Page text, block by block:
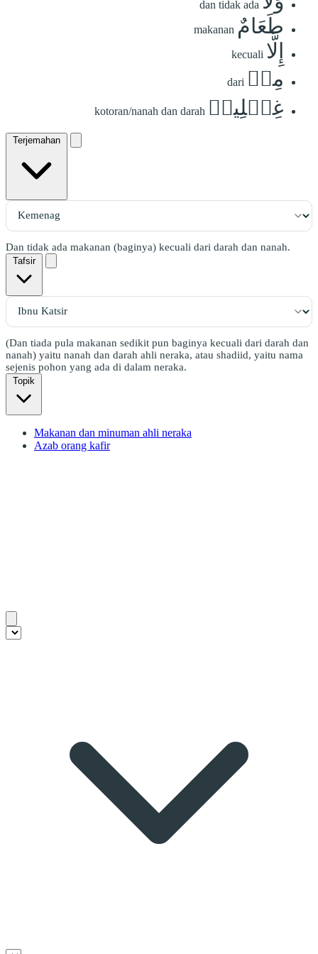
dan tidak ada
طَعَامٌ makanan
إِلَّا kecuali
مِنۡ dari
غِسۡلِينٖ kotoran/nanah dan darah
Terjemahan
Dan tidak ada makanan (baginya) kecuali dari darah dan nanah.
Tafsir
(Dan tiada pula makanan sedikit pun baginya kecuali dari darah dan
nanah) yaitu nanah dan darah ahli neraka, atau shadiid, yaitu nama
sejenis pohon yang ada di dalam neraka.
Topik
Makanan dan minuman ahli neraka
Azab orang kafir